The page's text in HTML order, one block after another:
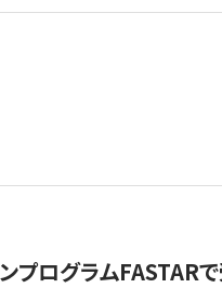
プログラムFASTAR